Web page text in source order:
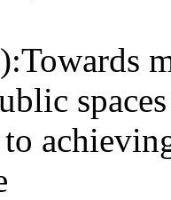
Towards